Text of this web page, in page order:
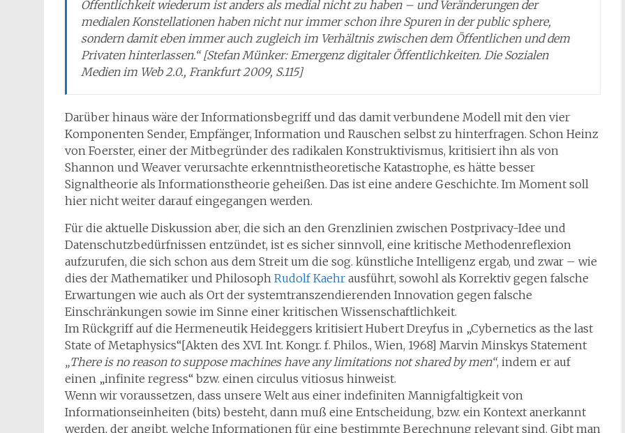
Öffentlichkeit wiederum ist anders als medial nicht zu haben – und Veränderungen der
medialen Konstellationen haben nicht nur immer schon ihre Spuren in der public sphere,
sondern damit eben immer auch zugleich im Verhältnis zwischen dem Öffentlichen und dem
Privaten hinterlassen.“ [Stefan Münker: Emergenz digitaler Öffentlichkeiten. Die Sozialen
Medien im Web 2.0., Frankfurt 2009, S.115]
Darüber hinaus wäre der Informationsbegriff und das damit verbundene Modell mit den vier
Komponenten Sender, Empfänger, Information und Rauschen selbst zu hinterfragen. Schon Heinz
von Foerster, einer der Mitbegründer des radikalen Konstruktivismus, kritisiert ihn als von
Shannon und Weaver verursachte erkenntnistheoretische Katastrophe, es hätte besser
Signaltheorie als Informationstheorie geheißen. Das ist eine andere Geschichte. Im Moment soll
hier nicht weiter darauf eingegangen werden.
Für die aktuelle Diskussion aber, die sich an den Grenzlinien zwischen Postprivacy-Idee und
Datenschutzbedürfnissen entzündet, ist es sicher sinnvoll, eine kritische Methodenreflexion
aufzurufen, die sich schon aus dem Streit um die sog. künstliche Intelligenz ergab, und zwar – wie
dies der Mathematiker und Philosoph Rudolf Kaehr ausführt, sowohl als Korrektiv gegen falsche
Erwartungen wie auch als Ort der systemtranszendierenden Innovation gegen falsche
Einschränkungen sowie im Sinne einer kritischen Wissenschaftlichkeit.
Im Rückgriff auf die Hermeneutik Heideggers kritisiert Hubert Dreyfus in „Cybernetics as the last
State of Metaphysics“[Akten des XVI. Int. Kongr. f. Philos., Wien, 1968] Marvin Minskys Statement
„There is no reason to suppose machines have any limitations not shared by men“, indem er auf
einen „infinite regress“ bzw. einen circulus vitiosus hinweist.
Wenn wir voraussetzen, dass unsere Welt aus einer indefiniten Mannigfaltigkeit von
Informationseinheiten (bits) besteht, dann muß eine Entscheidung, bzw. ein Kontext anerkannt
werden, der angibt, welche Informationen für eine bestimmte Berechnung relevant sind. Gibt man